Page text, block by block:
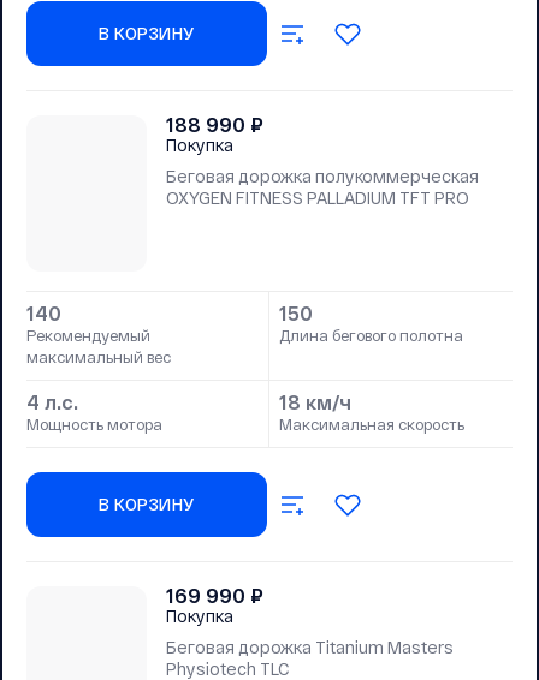
В КОРЗИНУ
188 990 ₽
Покупка
Беговая дорожка полукоммерческая
OXYGEN FITNESS PALLADIUM TFT PRO
140
Рекомендуемый
максимальный вес
150
Длина бегового полотна
4 л.с.
Мощность мотора
18 км/ч
Максимальная скорость
В КОРЗИНУ
169 990 ₽
Покупка
Беговая дорожка Titanium Masters
Physiotech TLC